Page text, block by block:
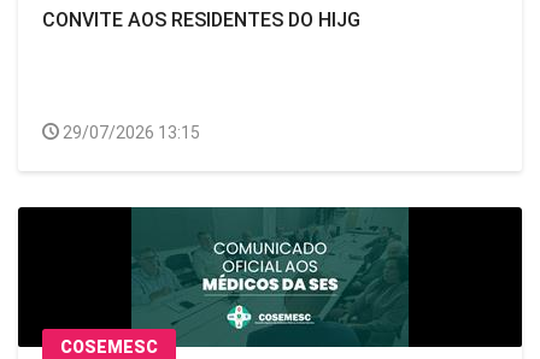
CONVITE AOS RESIDENTES DO HIJG
29/07/2026 13:15
COSEMESC